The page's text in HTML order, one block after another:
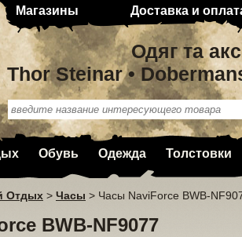
Магазины Доставка и
Одяг та
Thor Steinar •
Обувь Одежда Толстовки
Отдых > Часы > Часы NaviForce BWB-
BWB-NF9077